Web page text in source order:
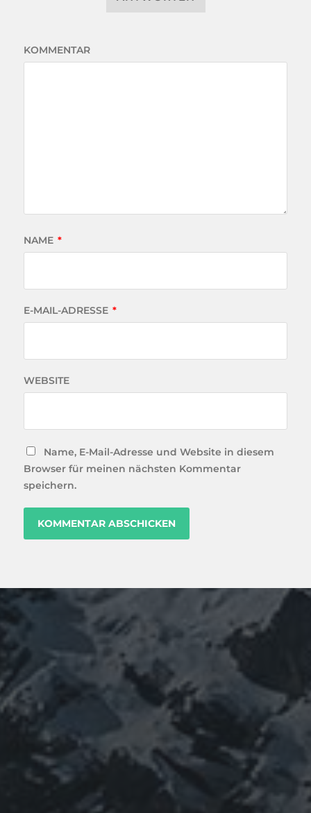
KOMMENTAR
NAME *
E-MAIL-ADRESSE *
WEBSITE
Name, E-Mail-Adresse und Website in diesem
Browser für meinen nächsten Kommentar
speichern.